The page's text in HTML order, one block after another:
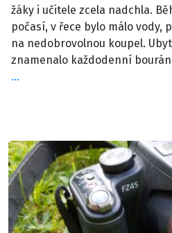
žáky i učitele zcela nadchla.
počasí, v řece bylo málo vody,
na nedobrovolnou koupel.
znamenalo každodenní
…